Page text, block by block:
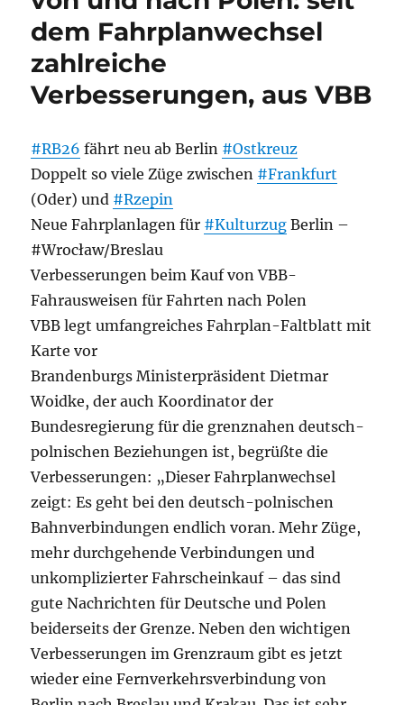
dem Fahrplanwechsel
zahlreiche
Verbesserungen, aus VBB
#RB26 fährt neu ab Berlin #Ostkreuz
Doppelt so viele Züge zwischen #Frankfurt
(Oder) und #Rzepin
Neue Fahrplanlagen für #Kulturzug Berlin –
#Wrocław/Breslau
Verbesserungen beim Kauf von VBB-
Fahrausweisen für Fahrten nach Polen
VBB legt umfangreiches Fahrplan-Faltblatt mit
Karte vor
Brandenburgs Ministerpräsident Dietmar
Woidke, der auch Koordinator der
Bundesregierung für die grenznahen deutsch-
polnischen Beziehungen ist, begrüßte die
Verbesserungen: „Dieser Fahrplanwechsel
zeigt: Es geht bei den deutsch-polnischen
Bahnverbindungen endlich voran. Mehr Züge,
mehr durchgehende Verbindungen und
unkomplizierter Fahrscheinkauf – das sind
gute Nachrichten für Deutsche und Polen
beiderseits der Grenze. Neben den wichtigen
Verbesserungen im Grenzraum gibt es jetzt
wieder eine Fernverkehrsverbindung von